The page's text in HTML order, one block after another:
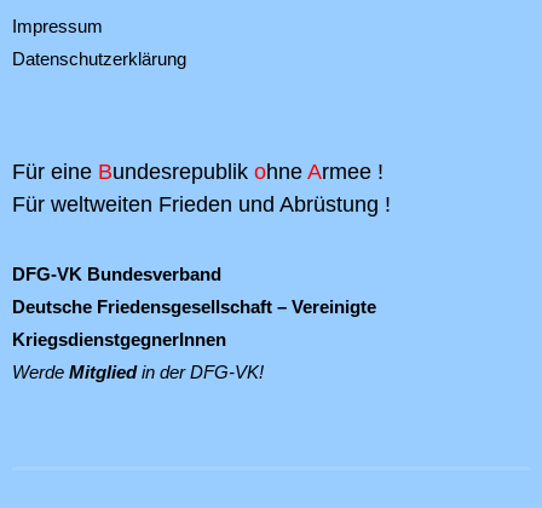
Impressum
Datenschutzerklärung
Für eine Bundesrepublik ohne Armee !
Für weltweiten Frieden und Abrüstung !
DFG-VK Bundesverband
Deutsche Friedensgesellschaft – Vereinigte
KriegsdienstgegnerInnen
Werde Mitgliedin der DFG-VK!